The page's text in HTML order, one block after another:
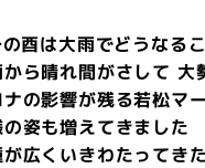
酉は大雨でどうなる
ら晴れ間がさして 大
の影響が残る若松マ
姿も増えてきました
広くいきわたってき